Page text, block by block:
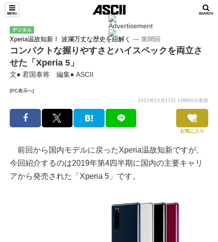
デジタル
Xperia温故知新！ 波瀾万丈な歴史を紐解く ― 第88回
コンパクトな握りやすさとハイスペックを両立さ
せた「Xperia 5」
文● 君国泰将 編集● ASCII
[PC表示へ]
2021年12月17日 12時00分更新
お気に入り
前回から国内モデルに戻ったXperia温故知新ですが、
今回紹介するのは2019年第4四半期に国内の主要キャリ
アから発売された「Xperia 5」です。